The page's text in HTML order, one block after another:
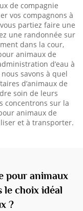
de compagnie
vos compagnons à
partiez faire une
une randonnée sur
dans la cour,
animaux de
d’eau à
savons à quel
d’animaux de
soin de leurs
concentrons sur la
animaux de
et à transporter.
pour animaux
le choix idéal
?